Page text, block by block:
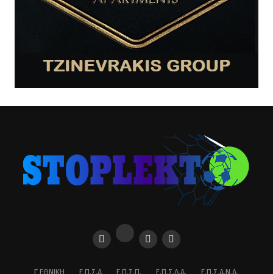
Γ ΕΘΝΙΚΉ Ε.Π.Σ.Α Ε.Π.Σ.Π. Ε.Π.Σ.Δ.Α. Ε.Π.Σ.Α.Ν.Α.